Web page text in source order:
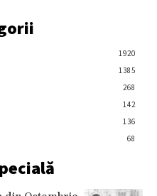
1920
1385
268
142
136
68